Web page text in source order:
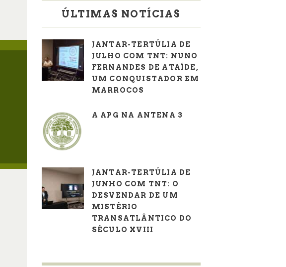
ÚLTIMAS NOTÍCIAS
JANTAR-TERTÚLIA DE
JULHO COM TNT: NUNO
FERNANDES DE ATAÍDE,
UM CONQUISTADOR EM
MARROCOS
A APG NA ANTENA 3
JANTAR-TERTÚLIA DE
JUNHO COM TNT: O
DESVENDAR DE UM
MISTÉRIO
TRANSATLÂNTICO DO
SÉCULO XVIII